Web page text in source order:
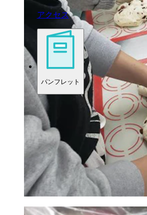
アクセス
パンフレット